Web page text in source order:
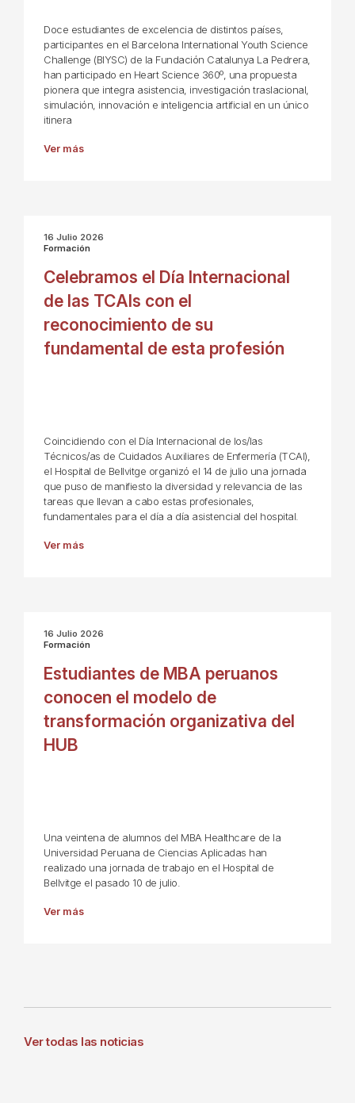
Doce estudiantes de excelencia de distintos países,
participantes en el Barcelona International Youth Science
Challenge (BIYSC) de la Fundación Catalunya La Pedrera,
han participado en Heart Science 360º, una propuesta
pionera que integra asistencia, investigación traslacional,
simulación, innovación e inteligencia artificial en un único
itinera
Ver más
16 Julio 2026
Formación
Celebramos el Día Internacional
de las TCAIs con el
reconocimiento de su
fundamental de esta profesión
Coincidiendo con el Día Internacional de los/las
Técnicos/as de Cuidados Auxiliares de Enfermería (TCAI),
el Hospital de Bellvitge organizó el 14 de julio una jornada
que puso de manifiesto la diversidad y relevancia de las
tareas que llevan a cabo estas profesionales,
fundamentales para el día a día asistencial del hospital.
Ver más
16 Julio 2026
Formación
Estudiantes de MBA peruanos
conocen el modelo de
transformación organizativa del
HUB
Una veintena de alumnos del MBA Healthcare de la
Universidad Peruana de Ciencias Aplicadas han
realizado una jornada de trabajo en el Hospital de
Bellvitge el pasado 10 de julio.
Ver más
Ver todas las noticias